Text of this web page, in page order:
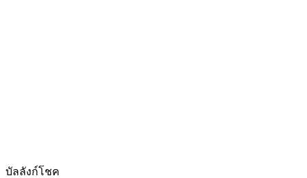
บัลลังก์โชค